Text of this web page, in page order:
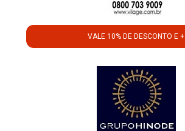
VALE 10% DE DESCONTO E +